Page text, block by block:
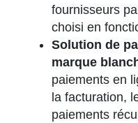
fournisseurs
choisi en
Solution de
marque
paiements en
la facturation,
paiements